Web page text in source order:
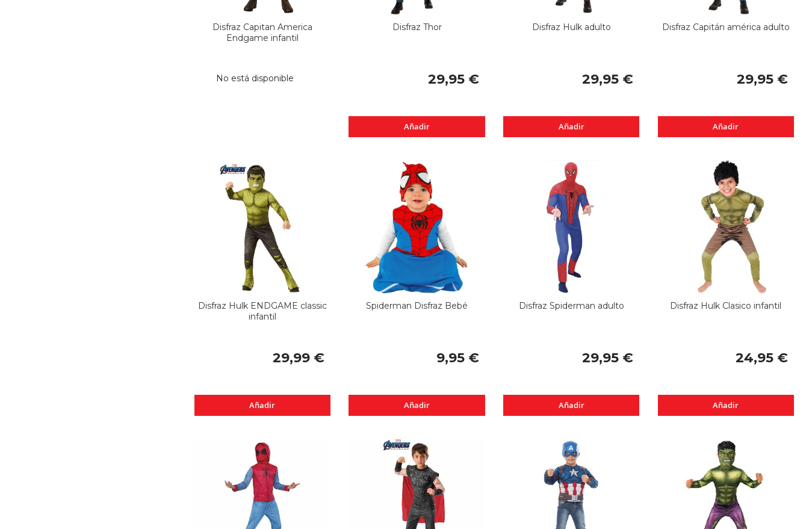
Disfraz Capitan America
Endgame infantil
No está disponible
Disfraz Thor
29,95 €
Añadir
Disfraz Hulk adulto
29,95 €
Añadir
Disfraz Capitán américa adulto
29,95 €
Añadir
Disfraz Hulk ENDGAME classic
infantil
29,99 €
Añadir
Spiderman Disfraz Bebé
9,95 €
Añadir
Disfraz Spiderman adulto
29,95 €
Añadir
Disfraz Hulk Clasico infantil
24,95 €
Añadir